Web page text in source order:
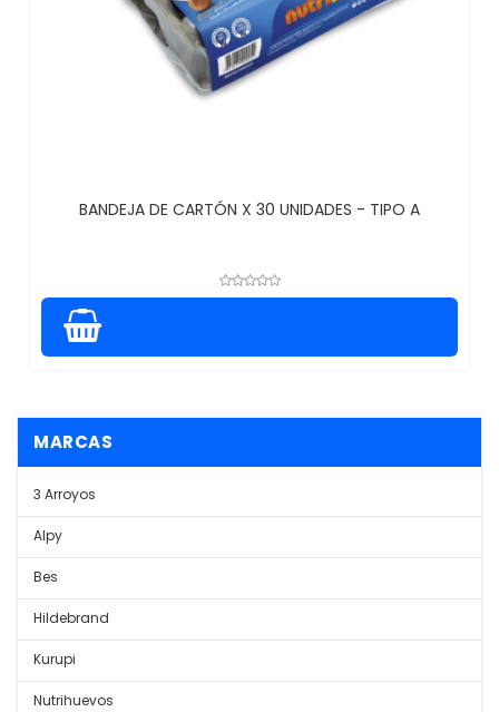
BANDEJA DE CARTÓN X 30 UNIDADES - TIPO A
MARCAS
3 Arroyos
Alpy
Bes
Hildebrand
Kurupi
Nutrihuevos